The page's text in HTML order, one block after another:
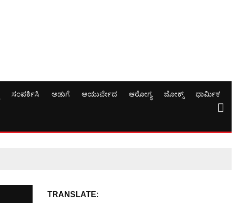
ಸಂಪರ್ಕಿಸಿ ಅಡುಗೆ ಆಯುರ್ವೇದ ಆರೋಗ್ಯ ಜೋಕ್ಸ್ ಧಾರ್ಮಿಕ
TRANSLATE: